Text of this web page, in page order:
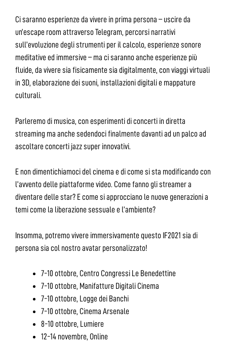
Ci saranno esperienze da vivere in prima persona – uscire da
un’escape room attraverso Telegram, percorsi narrativi
sull’evoluzione degli strumenti per il calcolo, esperienze sonore
meditative ed immersive – ma ci saranno anche esperienze più
fluide, da vivere sia fisicamente sia digitalmente, con viaggi virtuali
in 3D, elaborazione dei suoni, installazioni digitali e mappature
culturali.
Parleremo di musica, con esperimenti di concerti in diretta
streaming ma anche sedendoci finalmente davanti ad un palco ad
ascoltare concerti jazz super innovativi.
E non dimentichiamoci del cinema e di come si sta modificando con
l’avvento delle piattaforme video. Come fanno gli streamer a
diventare delle star? E come si approcciano le nuove generazioni a
temi come la liberazione sessuale e l’ambiente?
Insomma, potremo vivere immersivamente questo IF2021 sia di
persona sia col nostro avatar personalizzato!
7-10 ottobre, Centro Congressi Le Benedettine
7-10 ottobre, Manifatture Digitali Cinema
7-10 ottobre, Logge dei Banchi
7-10 ottobre, Cinema Arsenale
8-10 ottobre, Lumiere
12-14 novembre, Online